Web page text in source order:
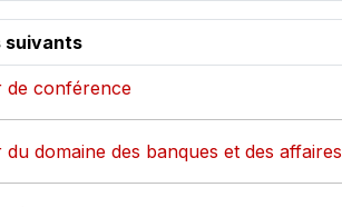
suivants
de conférence
domaine des banques et des affaires